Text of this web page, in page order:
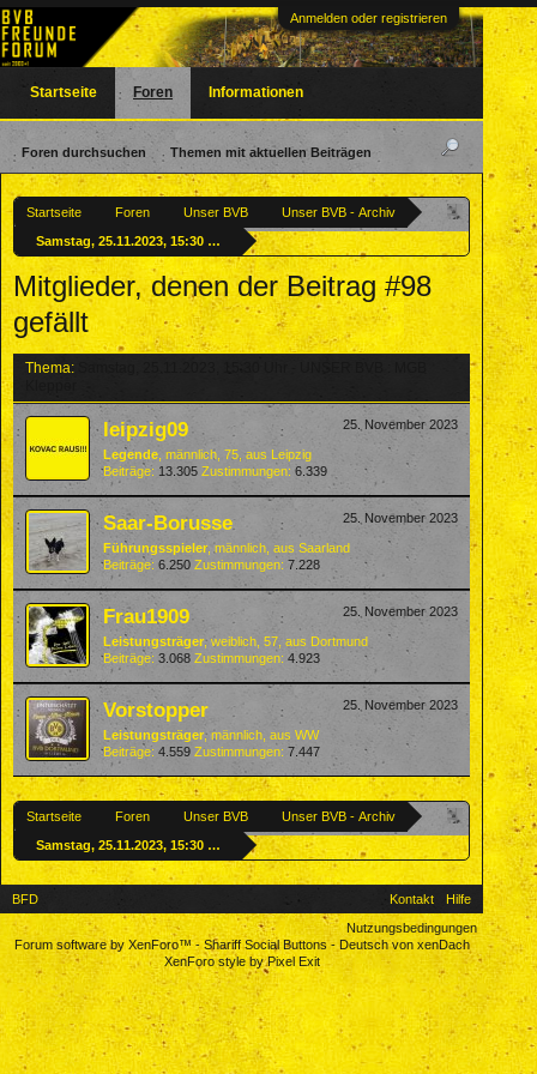
Anmelden oder registrieren
Startseite Foren Unser BVB
Unser BVB - Archiv
Samstag, 25.11.2023, 15:30 Uhr - UNSER BVB : MGB Klepper
Mitglieder, denen der Beitrag #98
gefällt
Thema:
25. November 2023
leipzig09
Legende , männlich, 75, aus Leipzig
Beiträge: 13.305 Zustimmungen: 6.339
25. November 2023
Saar-Borusse
Führungsspieler , männlich, aus Saarland
Beiträge: 6.250 Zustimmungen: 7.228
25. November 2023
Frau1909
Leistungsträger, weiblich, 57, aus Dortmund
Beiträge: 3.068 Zustimmungen: 4.923
25. November 2023
Vorstopper
Leistungsträger, männlich, aus WW
Beiträge: 4.559 Zustimmungen: 7.447
Startseite Foren Unser BVB
Unser BVB - Archiv
Samstag, 25.11.2023, 15:30 Uhr - UNSER BVB : MGB Klepper
Startseite Foren
Foren durchsuchen Themen mit aktuellen Beiträgen
Informationen
BFD Kontakt
Hilfe
Nutzungsbedingungen
Forum software by XenForo™-Shariff Social Buttons-Deutsch von xenDach
XenForo style by Pixel Exit